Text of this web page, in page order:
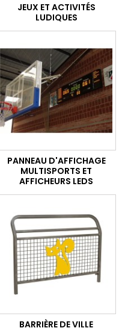
JEUX ET ACTIVITÉS
LUDIQUES
PANNEAU D'AFFICHAGE
MULTISPORTS ET
AFFICHEURS LEDS
BARRIÈRE DE VILLE